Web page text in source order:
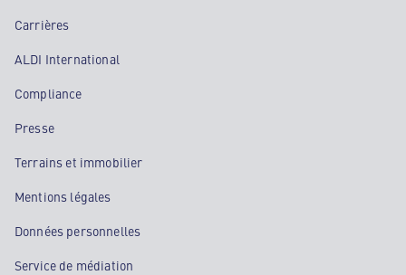
Carrières
ALDI International
Compliance
Presse
Terrains et immobilier
Mentions légales
Données personnelles
Service de médiation